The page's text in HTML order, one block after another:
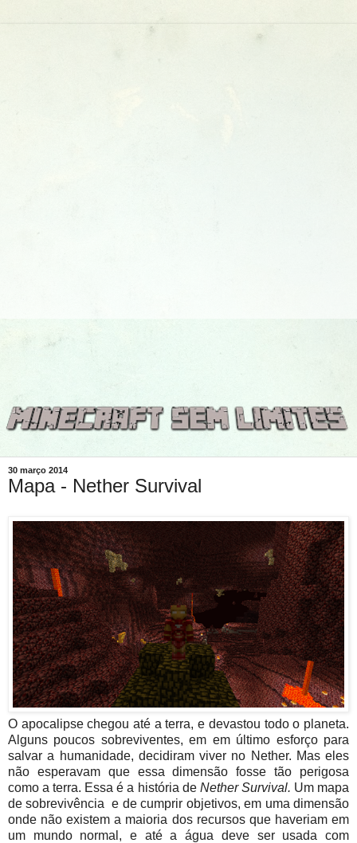
30 março 2014
Mapa - Nether Survival
O apocalipse chegou até a terra, e devastou todo o planeta.
Alguns poucos sobreviventes, em em último esforço para
salvar a humanidade, decidiram viver no Nether. Mas eles
não esperavam que essa dimensão fosse tão perigosa
como a terra. Essa é a história de Nether Survival. Um mapa
de sobrevivência e de cumprir objetivos, em uma dimensão
onde não existem a maioria dos recursos que haveriam em
um mundo normal, e até a água deve ser usada com